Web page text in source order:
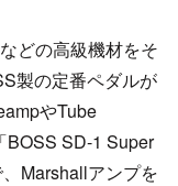
どの高級機材をそ
製の定番ペダルが
やTube
BOSS SD-1 Super
Marshallアンプを